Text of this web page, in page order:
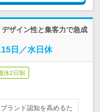
ザイン性と集客力で急成
日／水日休
休2日制
ランド認知を高めるた